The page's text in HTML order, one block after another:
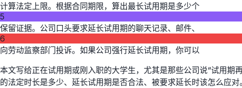
计算法定上限。根据合同期限，算出最长试用期是多少个
5
保留证据。公司口头要求延长试用期的聊天记录、邮件、
6
向劳动监察部门投诉。如果公司强行延长试用期，你可以
本文写给正在试用期或刚入职的大学生，尤其是那些公司说“试用
的法定时长是多少、延长试用期是否合法、被要求延长时该怎么应